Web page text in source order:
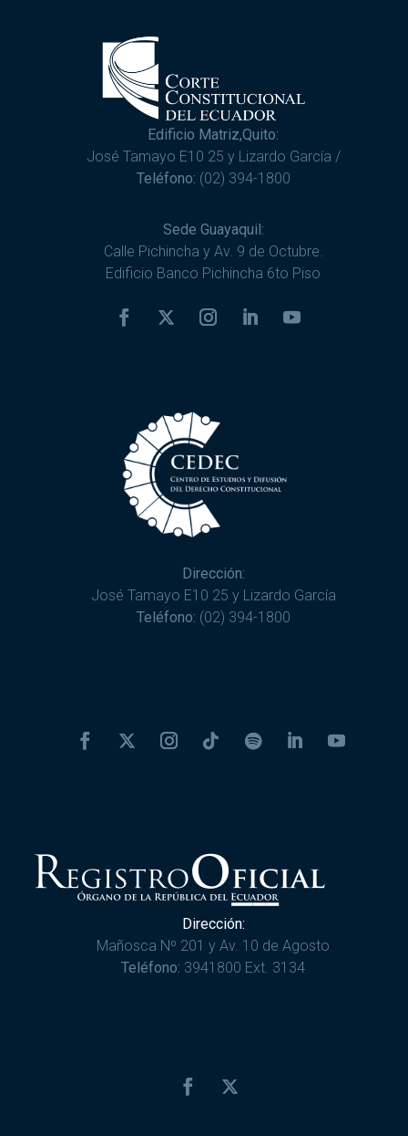
Edificio Matriz,Quito:
José Tamayo E10 25 y Lizardo García /
Teléfono: (02) 394-1800
Sede Guayaquil:
Calle Pichincha y Av. 9 de Octubre.
Edificio Banco Pichincha 6to Piso
Dirección:
José Tamayo E10 25 y Lizardo García
Teléfono: (02) 394-1800
Dirección:
Mañosca Nº 201 y Av. 10 de Agosto
Teléfono: 3941800 Ext. 3134